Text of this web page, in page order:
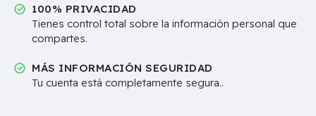
100% PRIVACIDAD
Tienes control total sobre la información personal que
compartes.
MÁS INFORMACIÓN SEGURIDAD
Tu cuenta está completamente segura..